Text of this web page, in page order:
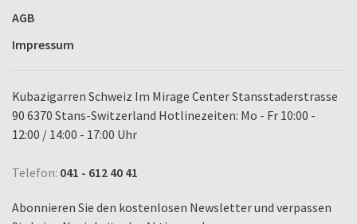
AGB
Impressum
Kubazigarren Schweiz Im Mirage Center Stansstaderstrasse
90 6370 Stans-Switzerland Hotlinezeiten: Mo - Fr 10:00 -
12:00 / 14:00 - 17:00 Uhr
Telefon: 041 - 612 40 41
Abonnieren Sie den kostenlosen Newsletter und verpassen